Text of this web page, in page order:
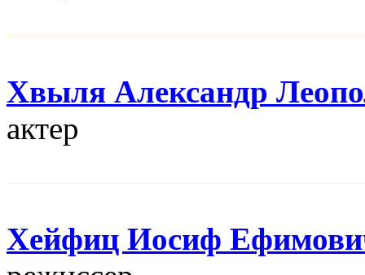
Хвыля Александр
актер
Хейфиц Иосиф